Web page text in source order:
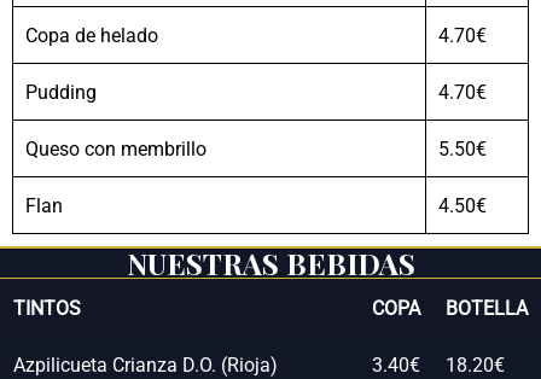
Copa de helado 4.70€
Pudding 4.70€
Queso con membrillo 5.50€
Flan 4.50€
NUESTRAS BEBIDAS
TINTOS COPA BOTELLA
Azpilicueta Crianza D.O. (Rioja) 3.40€ 18.20€